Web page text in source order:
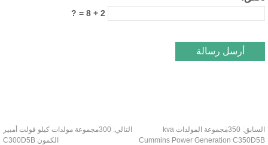
350مجموعة المولدات kva
Cummins
التالي:
300مجموعة مولدات كيلو فولت أمبير
الكمون C300D5B